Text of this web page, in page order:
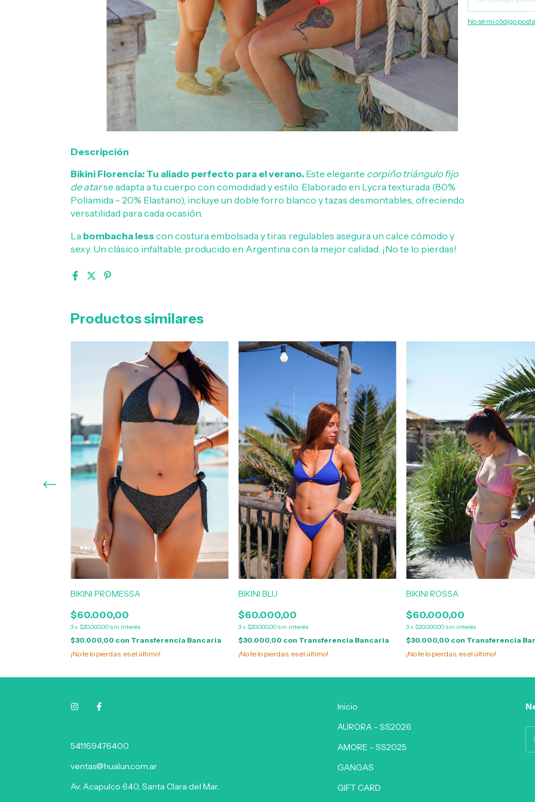
No sé mi código
Descripción
Bikini Florencia: Tu aliado perfecto para el verano. Este elegante corpiño triángulo fijo
de atarse adapta a tu cuerpo con comodidad y estilo. Elaborado en Lycra texturada (80%
Poliamida - 20% Elastano), incluye un doble forro blanco y tazas desmontables, ofreciendo
versatilidad para cada ocasión.
La bombacha lesscon costura embolsada y tiras regulables asegura un calce cómodo y
sexy. Un clásico infaltable, producido en Argentina con la mejor calidad. ¡No te lo pierdas!
Productos similares
BIKINI PROMESSA
$60.000,00
3x $20.000,00 sin interés
$30.000,00 con Transferencia Bancaria
¡No te lo pierdas, es el último!
BIKINI BLU
$60.000,00
3x $20.000,00 sin interés
$30.000,00 con Transferencia Bancaria
¡No te lo pierdas, es el último!
BIKINI ROSSA
$60.000,00
3x $20.000,00 sin interés
$30.000,00 con Transferencia
¡No te lo pierdas, es el último!
541169476400
ventas@hualun.com.ar
Av. Acapulco 640, Santa Clara del Mar.
Inicio
AURORA - SS2026
AMORE - SS2025
GANGAS
GIFT CARD